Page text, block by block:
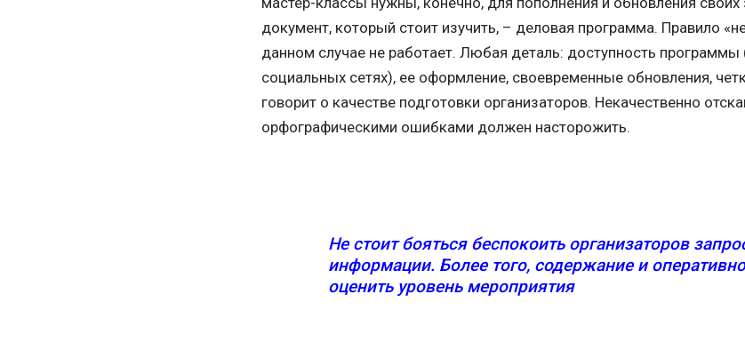
документ, который стоит изучить, – деловая программа. Правило
данном случае не работает. Любая деталь: доступность программы
социальных сетях), ее оформление, своевременные обновления,
говорит о качестве подготовки организаторов. Некачественно
орфографическими ошибками должен насторожить.
Не стоит бояться беспокоить организаторов
информации. Более того, содержание и
оценить уровень мероприятия